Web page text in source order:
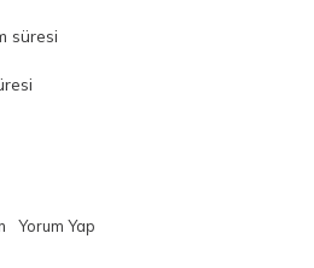
süresi
Yorum Yap